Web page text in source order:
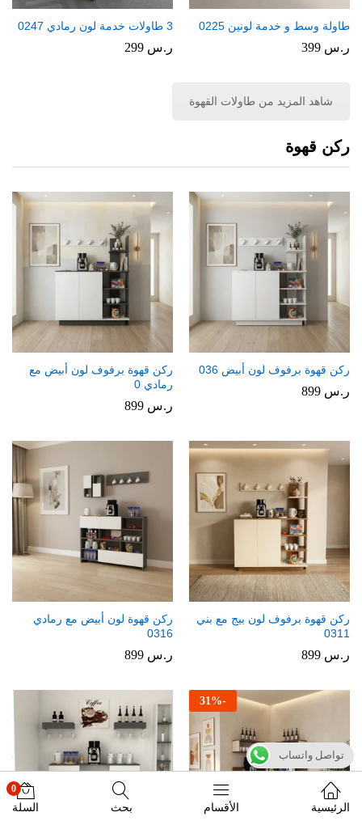
طاولة وسط و خدمة لونين 0225
ر.س
3 طاولات خدمة لون رمادي 0247
ر.س
شاهد المزيد من طاولات القهوة
ركن قهوة
ركن قهوة برفوف لون أبيض 036
ر.س
ركن قهوة برفوف لون أبيض مع
رمادي 0
ر.س
ركن قهوة برفوف لون بيج مع بني
0311
ر.س
ركن قهوة لون أبيض مع رمادي
0316
ر.س
-
31 %
الرئيسية الأقسام بحث
0
السلة
تواصل واتساب